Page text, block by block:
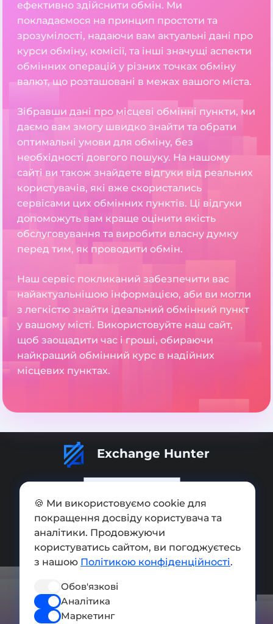
ефективно здійснити обмін. Ми
покладаємося на принцип простоти та
зрозумілості, надаючи вам актуальні дані про
курси обміну, комісії, та інші значущі аспекти
обмінних операцій у різних точках обміну
валют, що розташовані в межах вашого міста.
Зібравши дані про місцеві обмінні пункти, ми
даємо вам змогу швидко знайти та обрати
оптимальні умови для обміну, без
необхідності довгого пошуку. На нашому
сайті ви також знайдете відгуки від реальних
користувачів, які вже скористались
сервісами цих обмінних пунктів. Ці відгуки
допоможуть вам краще оцінити якість
обслуговування та виробити власну думку
перед тим, як проводити обмін.
Наш сервіс покликаний забезпечити вас
найактуальнішою інформацією, аби ви могли
з легкістю знайти ідеальний обмінний пункт
у вашому місті. Використовуйте наш сайт,
щоб заощадити час і гроші, обираючи
найкращий обмінний курс в надійних
місцевих пунктах.
Exchange Hunter
Додати обмінник
Мапа сайту
Press kit
Умови використання
Політика конфіденційності
🍪 Ми використовуємо cookie для
покращення досвіду користувача та
аналітики. Продовжуючи
користуватись сайтом, ви погоджуєтесь
з нашою Політикою конфіденційності.
Обов'язкові
Аналітика
Маркетинг